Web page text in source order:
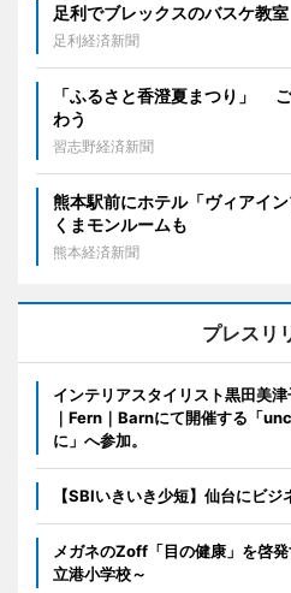
足利でブレックスのバスケ教
足利経済新聞
「ふるさと香澄夏まつり」
わう
習志野経済新聞
熊本駅前にホテル「ヴィアイ
くまモンルームも
熊本経済新聞
プレスリ
インテリアスタイリスト黒田美
｜Fern｜Barnにて開催する「
に」へ参加。
【SBIいきいき少短】仙台にビ
メガネのZoff「目の健康」を啓
立港小学校～